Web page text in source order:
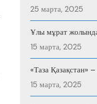
25 марта, 2025
Ұлы мұрат
15 марта, 2025
«Таза Қазақстан»
15 марта, 2025